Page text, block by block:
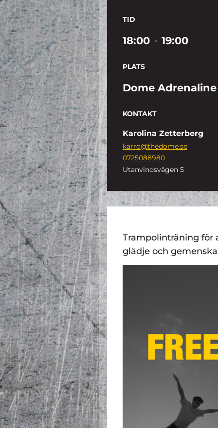
TID
18:00 - 19:00
PLATS
Dome
KONTAKT
Karolina Zetterberg
karro@thedome.se
0725088980
Utanvindsvägen 5
Trampolinträning för
glädje och